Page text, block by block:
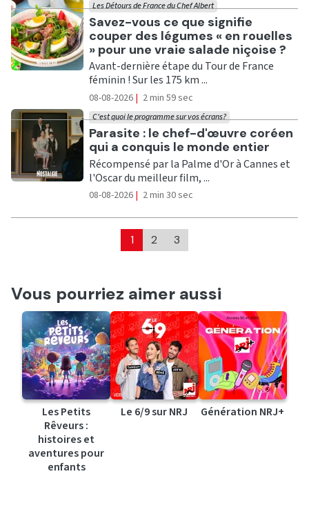
Ecouter
Savez-vous ce que signifie
couper des légumes « en rouelles
» pour une vraie salade niçoise ?
Les Détours de France du Chef Albert
Avant-dernière étape du Tour de France
féminin ! Sur les 175 km ...
08-08-2026 | 2 min 59 sec
Ecouter
Parasite : le chef-d'œuvre coréen
qui a conquis le monde entier
C'est quoi le programme sur vos écrans?
Récompensé par la Palme d'Or à Cannes et
l'Oscar du meilleur film, ...
08-08-2026 | 2 min 30 sec
1 2 3
Vous pourriez aimer aussi
Les Petits
Rêveurs :
histoires et
aventures pour
enfants
Le 6/9 sur NRJ Génération NRJ+